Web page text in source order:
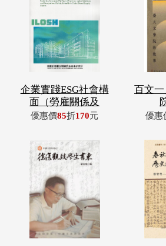
企業實踐ESG社會構
面（勞雇關係及
優惠價85折170元
百文
優惠